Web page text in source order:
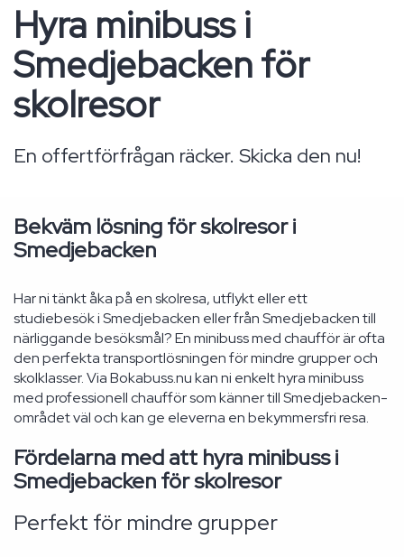
Hyra minibuss i
Smedjebacken för
skolresor
En offertförfrågan räcker. Skicka den nu!
Bekväm lösning för skolresor i
Smedjebacken
Har ni tänkt åka på en skolresa, utflykt eller ett
studiebesök i Smedjebacken eller från Smedjebacken till
närliggande besöksmål? En minibuss med chaufför är ofta
den perfekta transportlösningen för mindre grupper och
skolklasser. Via Bokabuss.nu kan ni enkelt hyra minibuss
med professionell chaufför som känner till Smedjebacken-
området väl och kan ge eleverna en bekymmersfri resa.
Fördelarna med att hyra minibuss i
Smedjebacken för skolresor
Perfekt för mindre grupper